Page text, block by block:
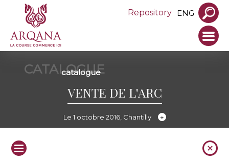
Repository ENG
CATALOGUE
catalogue
VENTE DE L'ARC
Le 1 octobre 2016, Chantilly